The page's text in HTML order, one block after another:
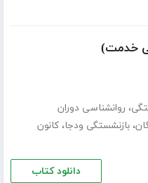
خدمت)
، روانشناسی دوران
، بازنشستگی ودجا، کانون
دانلود کتاب